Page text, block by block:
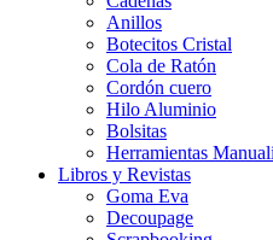
Anillos
Botecitos Cristal
Cola de Ratón
Cordón cuero
Hilo Aluminio
Bolsitas
Herramientas
Libros y Revistas
Goma Eva
Decoupage